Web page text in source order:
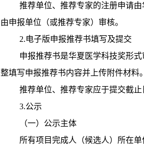
推荐单位、推荐专家的注册申请
由申报单位（或推荐专家）审核。
2.电子版申报推荐书填写及提交
申报推荐书是华夏医学科技奖形
整填写申报推荐书内容并上传附件材料。
推荐单位、推荐专家应于提交截
3.公示
（一）公示主体
所有项目完成人（候选人）所在